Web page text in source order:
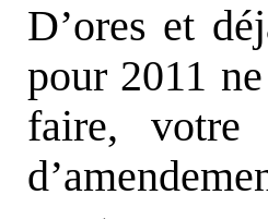
D’ores et
pour 2011
faire, votre